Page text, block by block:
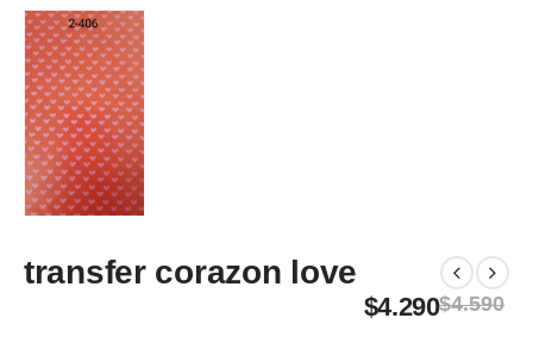
transfer corazon love
$4.590
$4.290